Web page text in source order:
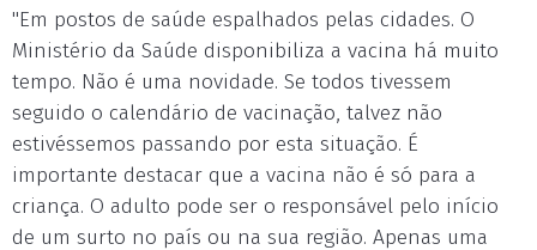
"Em postos de saúde espalhados pelas cidades. O
Ministério da Saúde disponibiliza a vacina há muito
tempo. Não é uma novidade. Se todos tivessem
seguido o calendário de vacinação, talvez não
estivéssemos passando por esta situação. É
importante destacar que a vacina não é só para a
criança. O adulto pode ser o responsável pelo início
de um surto no país ou na sua região. Apenas uma